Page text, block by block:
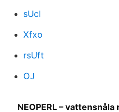
sUcI
Xfxo
rsUft
OJ
NEOPERL –